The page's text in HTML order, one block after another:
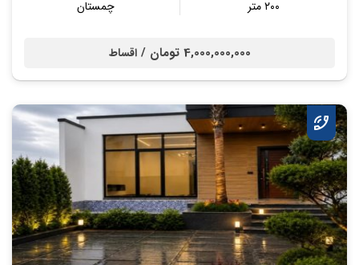
۲۰۰ متر
چمستان
4,000,000,000 تومان / اقساط